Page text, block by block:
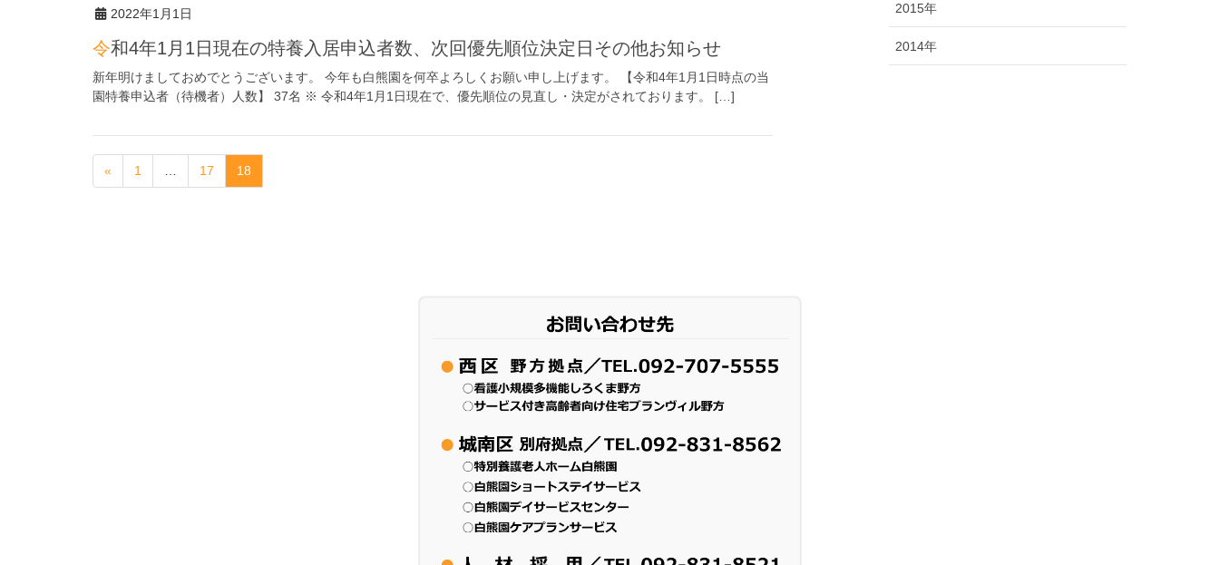
2022年1月1日
令和4年1月1日現在の特養入居申込者数、次回優先順位決定日その他お知らせ
新年明けましておめでとうございます。 今年も白熊園を何卒よろしくお願い申し上げます。 【令和4年1月1日時点の当
園特養申込者（待機者）人数】 37名 ※ 令和4年1月1日現在で、優先順位の見直し・決定がされております。 […]
« 1 17 18
2015年
2014年